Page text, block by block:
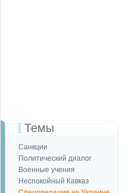
Темы
Санкции
Политический диалог
Военные учения
Неспокойный Кавказ